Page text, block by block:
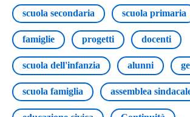
scuola secondaria scuola primaria
famiglie progetti docenti
scuola dell'infanzia alunni
scuola famiglia assemblea